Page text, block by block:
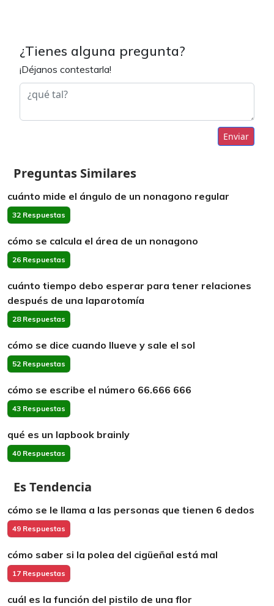
¿Tienes alguna pregunta?
¡Déjanos contestarla!
Enviar
Preguntas Similares
cuánto mide el ángulo de un nonagono regular
32 Respuestas
cómo se calcula el área de un nonagono
26 Respuestas
cuánto tiempo debo esperar para tener relaciones
después de una laparotomía
28 Respuestas
cómo se dice cuando llueve y sale el sol
52 Respuestas
cómo se escribe el número 66.666 666
43 Respuestas
qué es un lapbook brainly
40 Respuestas
Es Tendencia
cómo se le llama a las personas que tienen 6 dedos
49 Respuestas
cómo saber si la polea del cigüeñal está mal
17 Respuestas
cuál es la función del pistilo de una flor